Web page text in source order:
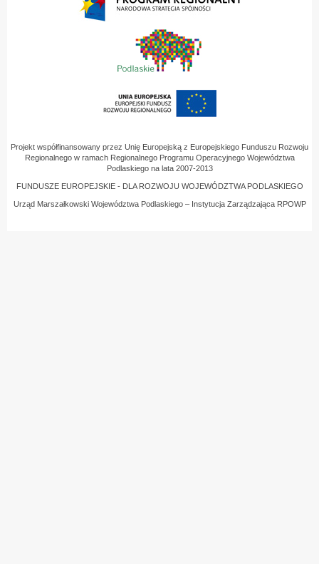
Projekt współfinansowany przez Unię Europejską z Europejskiego Funduszu Rozwoju
Regionalnego w ramach Regionalnego Programu Operacyjnego Województwa
Podlaskiego na lata 2007-2013
FUNDUSZE EUROPEJSKIE - DLA ROZWOJU WOJEWÓDZTWA PODLASKIEGO
Urząd Marszałkowski Województwa Podlaskiego – Instytucja Zarządzająca RPOWP